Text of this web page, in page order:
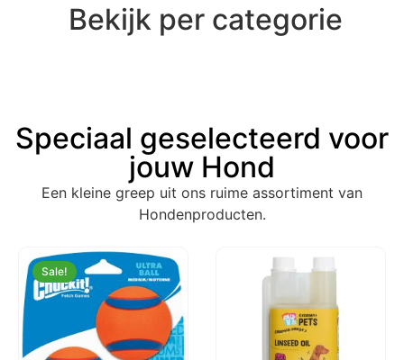
Bekijk per categorie
Speciaal geselecteerd voor
jouw Hond
Een kleine greep uit ons ruime assortiment van
Hondenproducten.
Sale!